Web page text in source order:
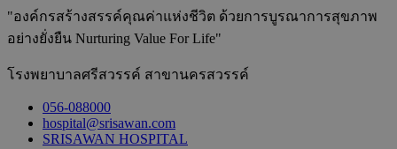
"องค์กรสร้างสรรค์คุณค่าแห่งชีวิต ด้วยการบูรณาการสุขภาพ
อย่างยั่งยืน Nurturing Value For Life"
โรงพยาบาลศรีสวรรค์ สาขานครสวรรค์
056-088000
hospital@srisawan.com
SRISAWAN HOSPITAL